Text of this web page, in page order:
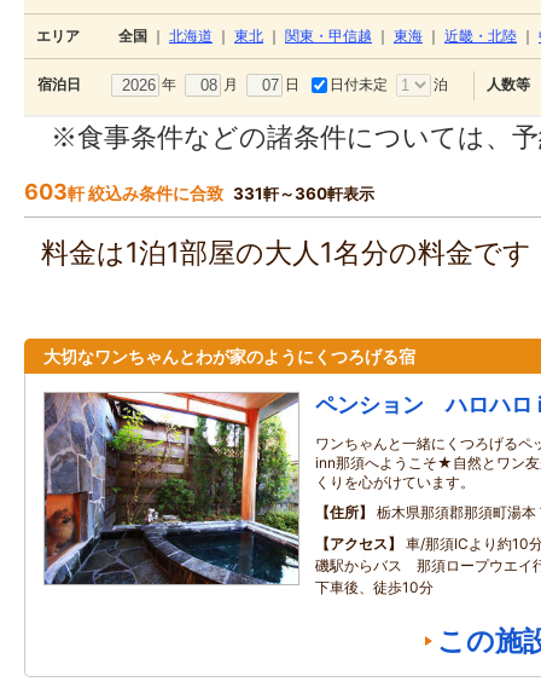
エリア 全国 北海道 東北 関東・甲信越 東海 近畿・北陸
宿泊日 年 月 日 日付未定 泊 人数等
※食事条件などの諸条件については、
603軒 絞込み条件に合致 331軒～360軒表示
料金は1泊1部屋の大人1名分の料金で
大切なワンちゃんとわが家のようにくつろげる宿
ペンション ハロハロ
ワンちゃんと一緒にくつろげるペ
inn那須へようこそ★自然とワン
くりを心がけています。
住所
栃木県那須郡那須町湯本
アクセス
車/那須ICより約10
磯駅からバス 那須ロープウエイ
下車後、徒歩10分
この施